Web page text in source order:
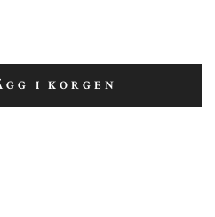
I KORGEN